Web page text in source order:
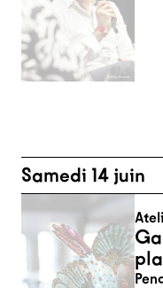
Samedi 14 juin